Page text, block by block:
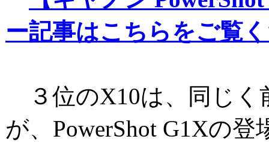
ー記事はこちらをご覧
３位のX10は、同じく
が、PowerShot G1Xの